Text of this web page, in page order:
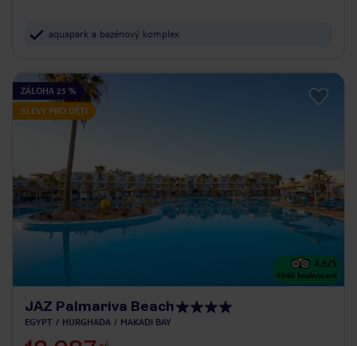
aquapark a bazénový komplex
ZÁLOHA 25 %
SLEVY PRO DĚTI
4.6/5
4048 hodnocení
JAZ Palmariva Beach
EGYPT HURGHADA MAKADI BAY